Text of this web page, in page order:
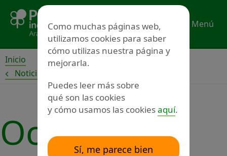
contenido
Menú
Inicio
Noticias
Ocio
Como muchas páginas web,
utilizamos cookies para saber
cómo utilizas nuestra página y
mejorarla.
Puedes leer más sobre
qué son las cookies
y cómo usamos las cookiesaquí.
Sí, me parece bien